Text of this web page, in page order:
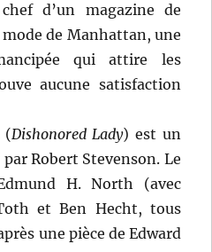
chef d’un magazine de
mode de Manhattan, une
qui attire les
aucune satisfaction
Dishonored Lady) est un
Robert Stevenson. Le
H. North (avec
et Ben Hecht, tous
une pièce de Edward